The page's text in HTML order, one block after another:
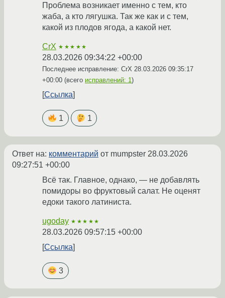
Проблема возникает именно с тем, кто
жаба, а кто лягушка. Так же как и с тем,
какой из плодов ягода, а какой нет.
CrX ★★★★★
28.03.2026 09:34:22 +00:00
Последнее исправление: CrX 28.03.2026 09:35:17
+00:00 (всего исправлений: 1 )
Ссылка
1 1
Ответ на: комментарий от mumpster 28.03.2026
09:27:51 +00:00
Всё так. Главное, однако, — не добавлять
помидоры во фруктовый салат. Не оценят
едоки такого латиниста.
ugoday ★★★★★
28.03.2026 09:57:15 +00:00
Ссылка
3